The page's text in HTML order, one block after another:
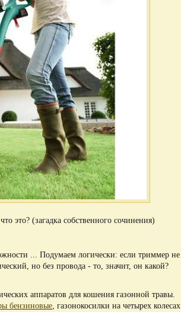
это? (загадка собственного сочинения)
... Подумаем логически: если триммер не
но без провода - то, значит, он какой?
аппаратов для кошения газонной травы.
бензиновые, газонокосилки на четырех колесах